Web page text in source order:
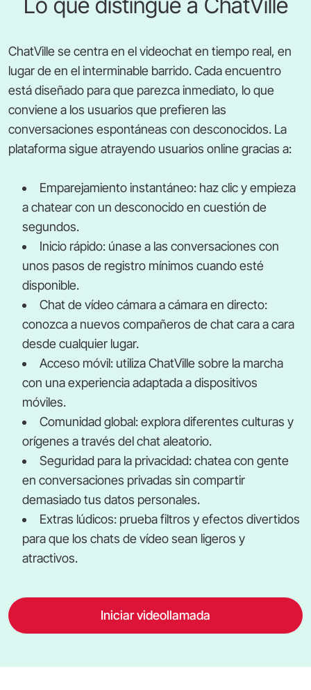
Lo que distingue a ChatVille
ChatVille se centra en el videochat en tiempo real, en
lugar de en el interminable barrido. Cada encuentro
está diseñado para que parezca inmediato, lo que
conviene a los usuarios que prefieren las
conversaciones espontáneas con desconocidos. La
plataforma sigue atrayendo usuarios online gracias a:
Emparejamiento instantáneo: haz clic y empieza
a chatear con un desconocido en cuestión de
segundos.
Inicio rápido: únase a las conversaciones con
unos pasos de registro mínimos cuando esté
disponible.
Chat de vídeo cámara a cámara en directo:
conozca a nuevos compañeros de chat cara a cara
desde cualquier lugar.
Acceso móvil: utiliza ChatVille sobre la marcha
con una experiencia adaptada a dispositivos
móviles.
Comunidad global: explora diferentes culturas y
orígenes a través del chat aleatorio.
Seguridad para la privacidad: chatea con gente
en conversaciones privadas sin compartir
demasiado tus datos personales.
Extras lúdicos: prueba filtros y efectos divertidos
para que los chats de vídeo sean ligeros y
atractivos.
Iniciar videollamada